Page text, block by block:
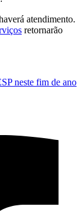
atendimento.
retornarão
neste fim de ano